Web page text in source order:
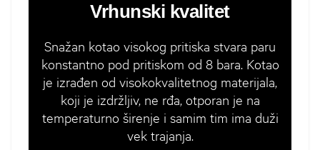
Vrhunski kvalitet
Snažan kotao visokog pritiska stvara paru
konstantno pod pritiskom od 8 bara. Kotao
je izrađen od visokokvalitetnog materijala,
koji je izdržljiv, ne rđa, otporan je na
temperaturno širenje i samim tim ima duži
vek trajanja.